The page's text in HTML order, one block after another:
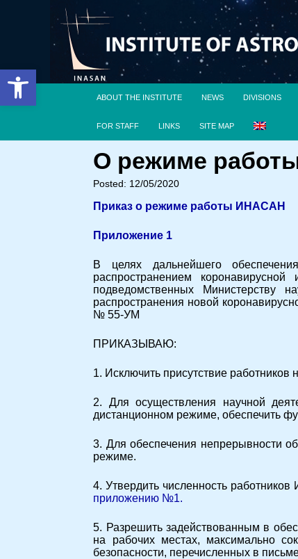
Open toolbar
ABOUT THE INSTITUTE NEWS DIVISIONS
FOR STAFF LINKS SITE MAP
О режиме
Posted: 12/05/2020
Приказ о режиме работы ИНАСАН
Приложение 1
В целях дальнейшего
распространением
подведомственных Министерству
распространения новой
№ 55-УМ
ПРИКАЗЫВАЮ:
1. Исключить присутствие работников
2. Для осуществления научной
дистанционном режиме, обеспечить
3. Для обеспечения непрерывности
режиме.
4. Утвердить численность
приложению №1.
5. Разрешить задействованным в
на рабочих местах, максимально
безопасности, перечисленных в